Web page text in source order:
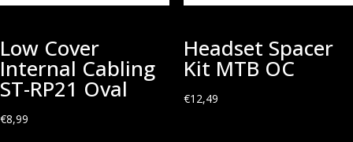
Low Cover
Internal Cabling
ST-RP21 Oval
€8,99
Headset Spacer
Kit MTB OC
€12,49